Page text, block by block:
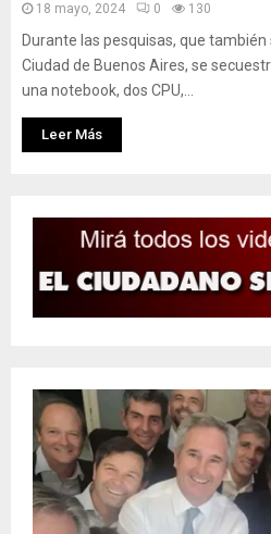
18 mayo, 2024 0 130
Durante las pesquisas, que también
Ciudad de Buenos Aires, se
una notebook, dos CPU,...
Leer Más